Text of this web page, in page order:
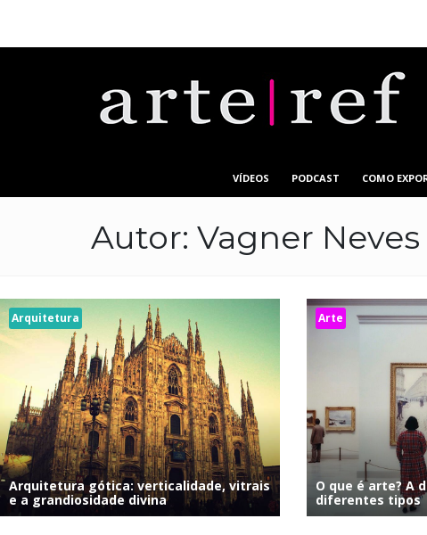
VÍDEOS PODCAST COMO
Autor: Vagner Neves
Arquitetura
Arquitetura gótica: verticalidade, vitrais
e a grandiosidade divina
Arte
O que é arte? A
diferentes tipos